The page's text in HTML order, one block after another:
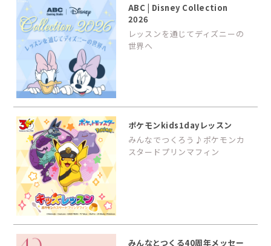
ABC | Disney Collection
2026
レッスンを通じてディズニーの
世界へ
ポケモンkids1dayレッスン
みんなでつくろう♪ポケモンカ
スタードプリンマフィン
みんなとつくる40周年メッセー